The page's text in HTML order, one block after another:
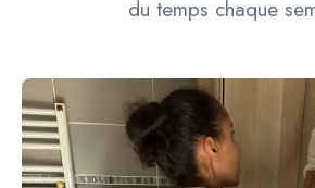
du temps chaque